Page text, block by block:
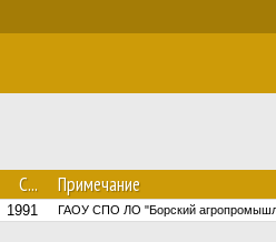
С... Примечание
1991 ГАОУ СПО ЛО "Борский